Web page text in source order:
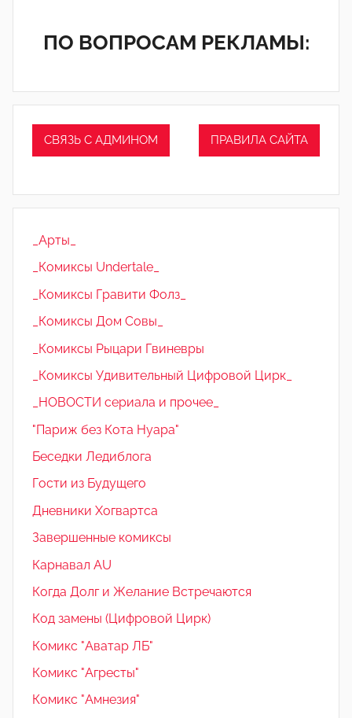
ПО ВОПРОСАМ РЕКЛАМЫ:
СВЯЗЬ С АДМИНОМ ПРАВИЛА САЙТА
_Арты_
_Комиксы Undertale_
_Комиксы Гравити Фолз_
_Комиксы Дом Совы_
_Комиксы Рыцари Гвиневры
_Комиксы Удивительный Цифровой Цирк_
_НОВОСТИ сериала и прочее_
"Париж без Кота Нуара"
Беседки Ледиблога
Гости из Будущего
Дневники Хогвартса
Завершенные комиксы
Карнавал AU
Когда Долг и Желание Встречаются
Код замены (Цифровой Цирк)
Комикс "Аватар ЛБ"
Комикс "Агресты"
Комикс "Амнезия"